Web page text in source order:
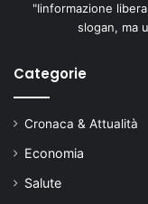
"Iinformazione
slogan, ma
Categorie
Cronaca & Attualità
Economia
Salute